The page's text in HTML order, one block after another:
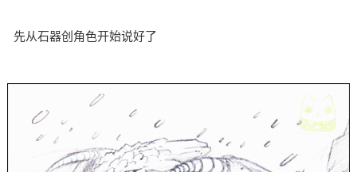
先从石器创角色开始说好了